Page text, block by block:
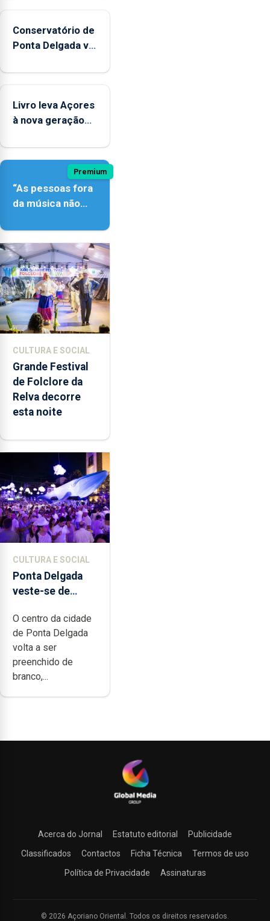
Conservatório de
Ponta Delgada vai
novos
Livro leva Açores
à nova geração
Premium
“As pessoas fora
da música não
quão difícil é
produzir uma
música”
CULTURA E SOCIAL
Grande Festival
de Folclore da
Relva decorre
esta noite
CULTURA E SOCIAL
Ponta Delgada
veste-se de
O centro da cidade
de Ponta Delgada
volta a ser
preenchido de
branco,...
Acerca do Jornal Estatuto editorial
Publicidade
Classificados
Contactos Ficha Técnica
Termos de uso
Política de Privacidade
Assinaturas
© 2026 Açoriano Oriental. Todos os direitos reservados.